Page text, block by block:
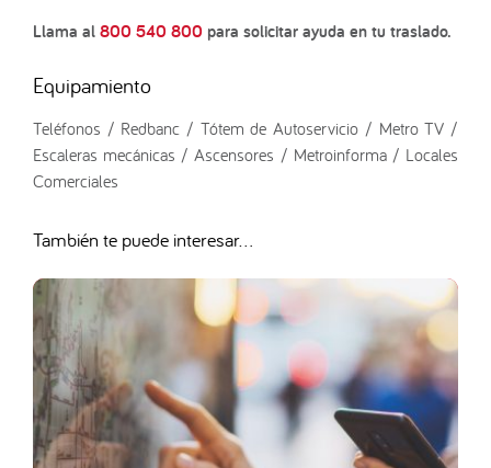
Llama al800 540 800 para solicitar ayuda en tu traslado.
Equipamiento
Teléfonos / Redbanc / Tótem de Autoservicio / Metro TV /
Escaleras mecánicas / Ascensores / Metroinforma / Locales
Comerciales
También te puede interesar...